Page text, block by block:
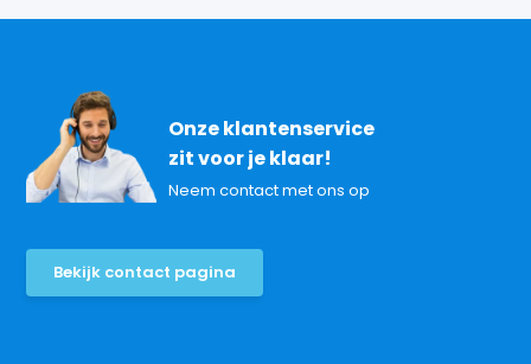
Onze klantenservice
zit voor je klaar!
Neem contact met ons op
Bekijk contact pagina